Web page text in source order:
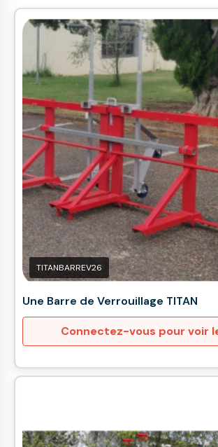
TITANBARREV26
Une Barre de Verrouillage TITAN
Connectez-vous pour voir